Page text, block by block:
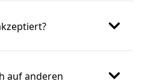
auf anderen